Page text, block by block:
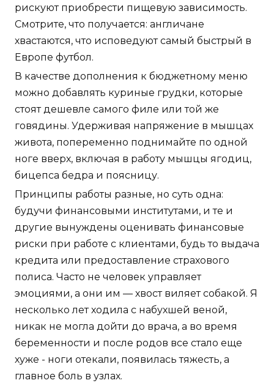
рискуют приобрести пищевую зависимость.
Смотрите, что получается: англичане
хвастаются, что исповедуют самый быстрый в
Европе футбол.
В качестве дополнения к бюджетному меню
можно добавлять куриные грудки, которые
стоят дешевле самого филе или той же
говядины. Удерживая напряжение в мышцах
живота, попеременно поднимайте по одной
ноге вверх, включая в работу мышцы ягодиц,
бицепса бедра и поясницу.
Принципы работы разные, но суть одна:
будучи финансовыми институтами, и те и
другие вынуждены оценивать финансовые
риски при работе с клиентами, будь то выдача
кредита или предоставление страхового
полиса. Часто не человек управляет
эмоциями, а они им — хвост виляет собакой. Я
несколько лет ходила с набухшей веной,
никак не могла дойти до врача, а во время
беременности и после родов все стало еще
хуже - ноги отекали, появилась тяжесть, а
главное боль в узлах.